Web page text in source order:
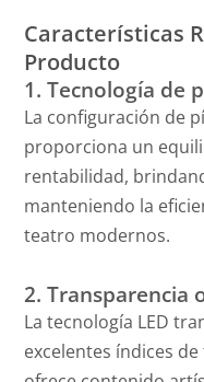
Características
Producto
1. Tecnología de
La configuración de
proporciona un
rentabilidad,
manteniendo la
teatro modernos.
2. Transparencia
La tecnología LED
excelentes índices